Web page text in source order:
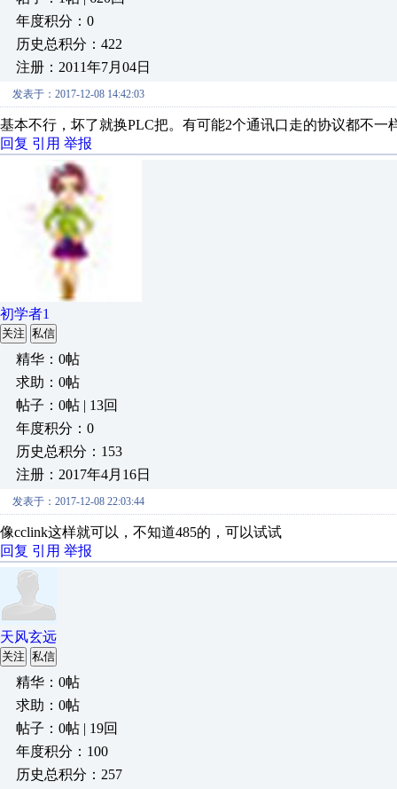
年度积分：0
历史总积分：422
注册：2011年7月04日
发表于：2017-12-08 14:42:03
基本不行，坏了就换PLC把。有可能2个通讯口走的协议都不一
回复 引用 举报
初学者1
关注 私信
精华：0帖
求助：0帖
帖子：0帖 | 13回
年度积分：0
历史总积分：153
注册：2017年4月16日
发表于：2017-12-08 22:03:44
像cclink这样就可以，不知道485的，可以试试
回复 引用 举报
天风玄远
关注 私信
精华：0帖
求助：0帖
帖子：0帖 | 19回
年度积分：100
历史总积分：257